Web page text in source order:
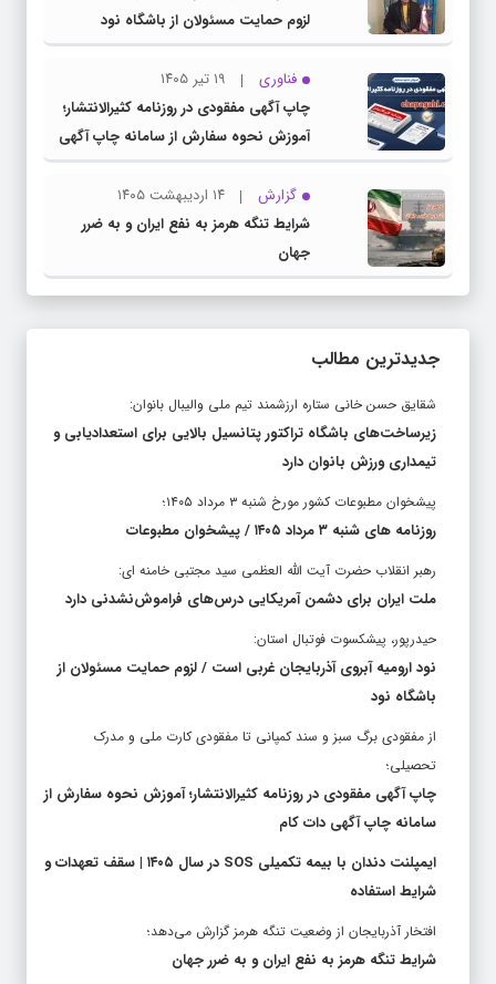
فناوری
۱۹ تیر ۱۴۰۵
چاپ آگهی مفقودی در روزنامه کثیرالانتشار؛
آموزش نحوه سفارش از سامانه چاپ آگهی
دات کام
گزارش
۱۴ اردیبهشت ۱۴۰۵
شرایط تنگه هرمز به نفع ایران و به ضرر
جهان
جدیدترین مطالب
شقایق حسن خانی ستاره ارزشمند تیم ملی والیبال بانوان:
زیرساخت‌های باشگاه تراکتور پتانسیل بالایی برای استعدادیابی و
تیمداری ورزش بانوان دارد
پیشخوان مطبوعات کشور مورخ شنبه ۳ مرداد ۱۴۰۵؛
روزنامه های شنبه ۳ مرداد ۱۴۰۵ / پیشخوان مطبوعات
رهبر انقلاب حضرت آیت الله العظمی سید مجتبی خامنه ای:
ملت ایران برای دشمن آمریکایی درس‌های فراموش‌نشدنی دارد
حیدرپور، پیشکسوت فوتبال استان:
نود ارومیه آبروی آذربایجان غربی است / لزوم حمایت مسئولان از
باشگاه نود
از مفقودی برگ سبز و سند کمپانی تا مفقودی کارت ملی و مدرک
تحصیلی؛
چاپ آگهی مفقودی در روزنامه کثیرالانتشار؛ آموزش نحوه سفارش از
سامانه چاپ آگهی دات کام
شرایط استفاده
افتخار آذربایجان از وضعیت تنگه هرمز گزارش می‌دهد؛
شرایط تنگه هرمز به نفع ایران و به ضرر جهان